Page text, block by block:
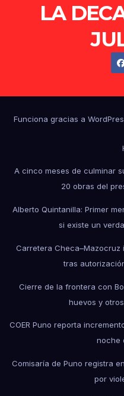
LA
Funciona gracias a
A cinco meses de culminar
20 obras del
Alberto Quintanilla: Primer
si existe un
Carretera
tras
Cierre de la frontera con
huevos y
COER Puno reporta
noche
Comisaría de Puno registra
por